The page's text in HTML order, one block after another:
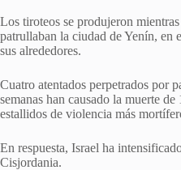
Los tiroteos se produjeron
patrullaban la ciudad de Yenín, en
sus alrededores.
Cuatro atentados perpetrados por
semanas han causado la muerte
estallidos de violencia más
En respuesta, Israel ha
Cisjordania.